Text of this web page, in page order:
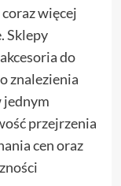
więcej
Sklepy
do
znalezienia
jednym
przejrzenia
cen oraz